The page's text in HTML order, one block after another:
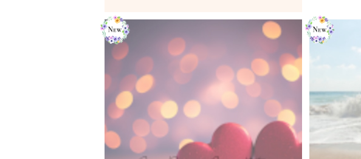
ライフデザインコンサルテーション【パートナ
ーシップのセッション】
¥35,000
ライフデ